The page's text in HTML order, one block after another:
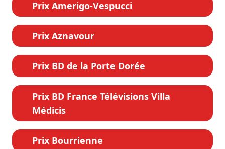
Prix Amerigo-Vespucci
Prix Aznavour
Prix BD de la Porte Dorée
Prix BD France Télévisions Villa
Médicis
Prix Bourrienne